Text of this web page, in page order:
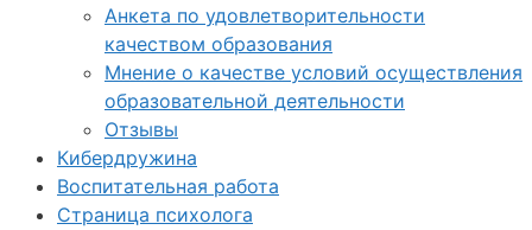
Анкета по удовлетворительности
качеством образования
Мнение о качестве условий осуществления
образовательной деятельности
Отзывы
Кибердружина
Воспитательная работа
Страница психолога